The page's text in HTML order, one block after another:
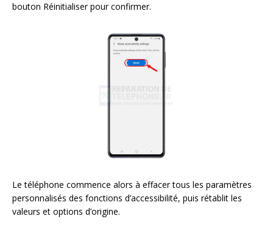
bouton Réinitialiser pour confirmer.
Le téléphone commence alors à effacer tous les paramètres
personnalisés des fonctions d’accessibilité, puis rétablit les
valeurs et options d’origine.